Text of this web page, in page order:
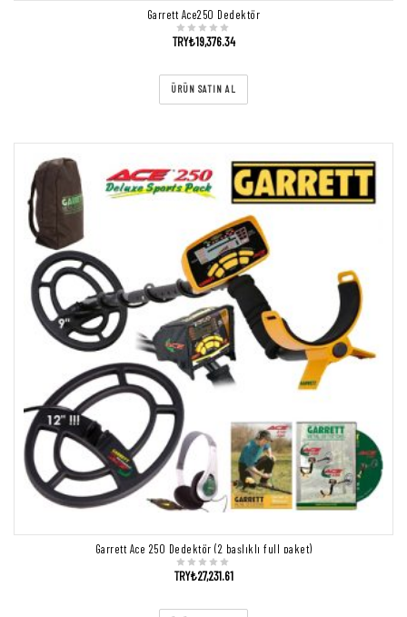
Garrett Ace250 Dedektör
TRY₺19,376.34
ÜRÜN SATIN AL
Garrett Ace 250 Dedektör (2 başlıklı full paket)
TRY₺27,231.61